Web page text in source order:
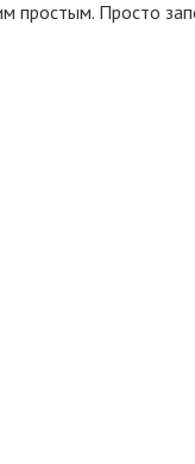
Просто